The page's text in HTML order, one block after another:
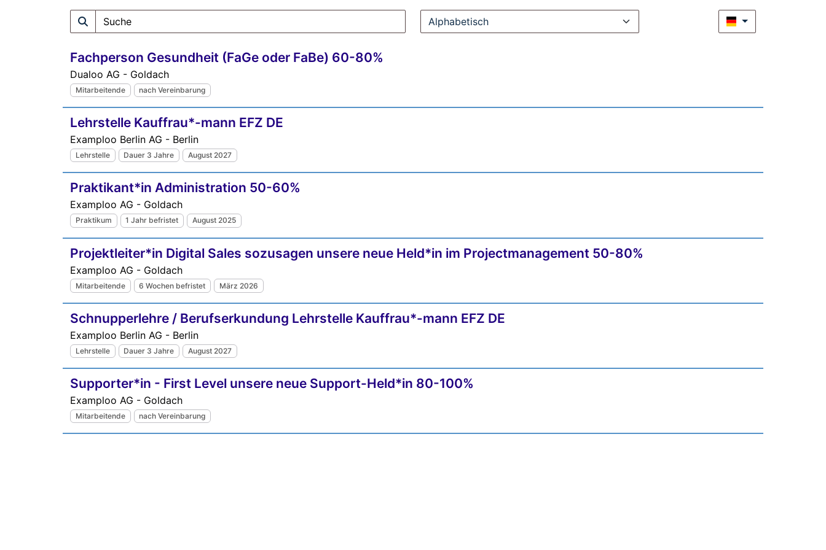
Fachperson Gesundheit (FaGe oder FaBe) 60-80%
Dualoo AG - Goldach
Mitarbeitende nach Vereinbarung
Lehrstelle Kauffrau*-mann EFZ DE
Examploo Berlin AG - Berlin
Lehrstelle Dauer 3 Jahre August 2027
Praktikant*in Administration 50-60%
Examploo AG - Goldach
Praktikum 1 Jahr befristet August 2025
Projektleiter*in Digital Sales sozusagen unsere neue Held*in im Projectmanagement 50-80%
Examploo AG - Goldach
Mitarbeitende 6 Wochen befristet März 2026
Schnupperlehre / Berufserkundung Lehrstelle Kauffrau*-mann EFZ DE
Examploo Berlin AG - Berlin
Lehrstelle Dauer 3 Jahre August 2027
Supporter*in - First Level unsere neue Support-Held*in 80-100%
Examploo AG - Goldach
Mitarbeitende nach Vereinbarung